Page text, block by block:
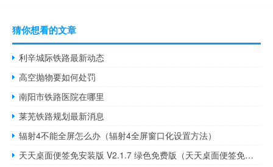
猜你想看的文章
利辛城际铁路最新动态
高空抛物要如何处罚
南阳市铁路医院在哪里
莱芜铁路规划最新消息
辐射4不能全屏怎么办（辐射4全屏窗口化设置方法）
天天桌面便签免安装版 V2.1.7 绿色免费版（天天桌面便签免安装版 V2.1.7 绿色免费版功能简介）